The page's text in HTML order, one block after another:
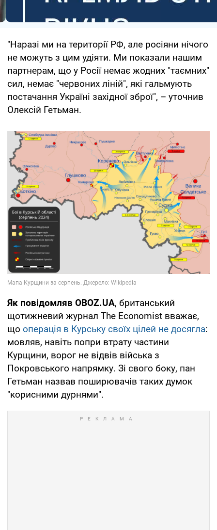
"Наразі ми на території РФ, але росіяни нічого
не можуть з цим удіяти. Ми показали нашим
партнерам, що у Росії немає жодних "таємних"
сил, немає "червоних ліній", які гальмують
постачання Україні західної зброї", – уточнив
Олексій Гетьман.
Як повідомляв OBOZ.UA, британський
щотижневий журнал The Economist вважає,
що операція в Курську своїх цілей не досягла:
мовляв, навіть попри втрату частини
Курщини, ворог не відвів війська з
Покровського напрямку. Зі свого боку, пан
Гетьман назвав поширювачів таких думок
"корисними дурнями".